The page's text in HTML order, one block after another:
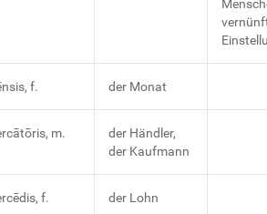
f. der Monat
m.
der Händler,
der Kaufmann
f. der Lohn